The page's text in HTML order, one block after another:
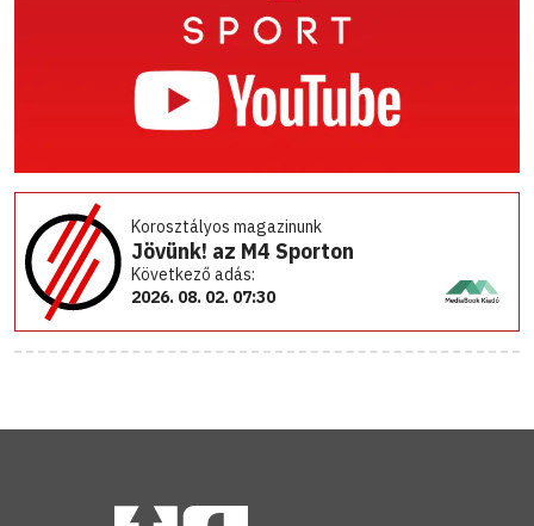
Korosztályos magazinunk
Jövünk! az M4 Sporton
Következő adás:
2026. 08. 02. 07:30